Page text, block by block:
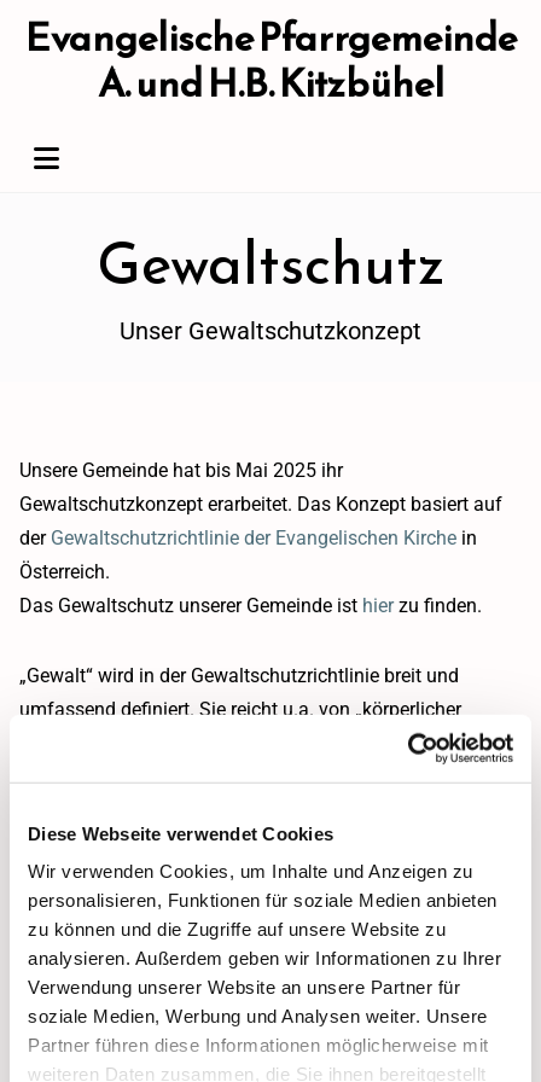
Diese Webseite verwendet Cookies
Wir verwenden Cookies, um Inhalte und Anzeigen zu
personalisieren, Funktionen für soziale Medien anbieten
zu können und die Zugriffe auf unsere Website zu
analysieren. Außerdem geben wir Informationen zu Ihrer
Verwendung unserer Website an unsere Partner für
soziale Medien, Werbung und Analysen weiter. Unsere
Partner führen diese Informationen möglicherweise mit
weiteren Daten zusammen, die Sie ihnen bereitgestellt
Evangelische Pfarrgemeinde
A. und H.B. Kitzbühel
Gewaltschutz
Unser Gewaltschutzkonzept
Unsere Gemeinde hat bis Mai 2025 ihr
Gewaltschutzkonzept erarbeitet. Das Konzept basiert auf
der Gewaltschutzrichtlinie der Evangelischen Kirche in
Österreich.
Das Gewaltschutz unserer Gemeinde ist hierzu finden.
„Gewalt“ wird in der Gewaltschutzrichtlinie breit und
umfassend definiert. Sie reicht u.a. von „körperlicher
Gewalt“, „emotionaler/psychischer Gewalt“, „sexualisierter
Gewalt“, „struktureller Gewalt“ bis hin zu institutioneller
Raum“. (Quelle)
Hier derKontakt zur